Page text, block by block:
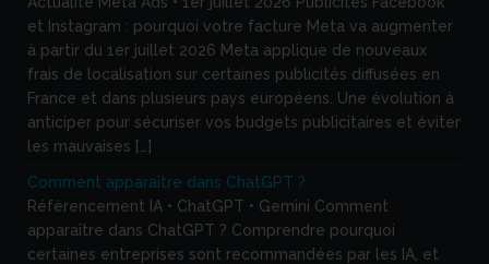
et Instagram : pourquoi votre facture Meta va augmenter
à partir du 1er juillet 2026 Meta applique de nouveaux
frais de localisation sur certaines publicités diffusées en
France et dans plusieurs pays européens. Une évolution à
anticiper pour sécuriser vos budgets publicitaires et éviter
les mauvaises […]
Comment apparaître dans ChatGPT ?
Référencement IA • ChatGPT • Gemini Comment
apparaître dans ChatGPT ? Comprendre pourquoi
certaines entreprises sont recommandées par les IA, et